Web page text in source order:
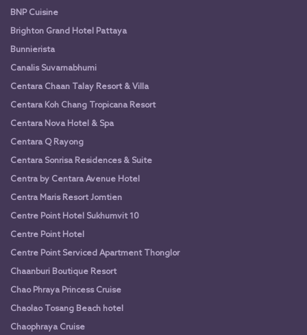
BNP Cuisine
Brighton Grand Hotel Pattaya
Bunnierista
Canalis Suvarnabhumi
Centara Chaan Talay Resort & Villa
Centara Koh Chang Tropicana Resort
Centara Nova Hotel & Spa
Centara Q Rayong
Centara Sonrisa Residences & Suite
Centra by Centara Avenue Hotel
Centra Maris Resort Jomtien
Centre Point Hotel Sukhumvit 10
Centre Point Hotel
Centre Point Serviced Apartment Thonglor
Chaanburi Boutique Resort
Chao Phraya Princess Cruise
Chaolao Tosang Beach hotel
Chaophraya Cruise